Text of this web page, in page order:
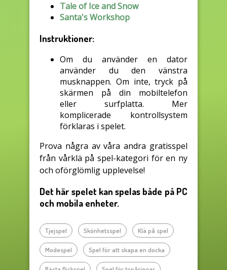
Tale of Ice and Snow
Santa's Workshop
Instruktioner:
Om du använder en dator
använder du den vänstra
musknappen. Om inte, tryck på
skärmen på din mobiltelefon
eller surfplatta. Mer
komplicerade kontrollsystem
förklaras i spelet.
Prova några av våra andra gratisspel
från vårklä på spel-kategori för en ny
och oförglömlig upplevelse!
Det här spelet kan spelas både på PC
och mobila enheter.
Tjejspel Skönhetsspel Klä på spel
Modespel Spel för att skapa en docka